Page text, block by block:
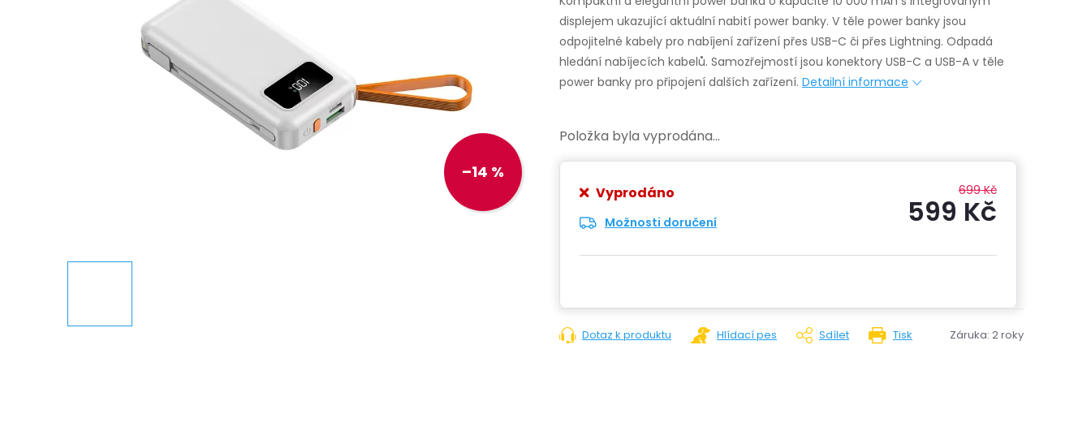
–14 %
displejem ukazující aktuální nabití power banky. V těle power banky jsou
odpojitelné kabely pro nabíjení zařízení přes USB-C či přes Lightning. Odpadá
hledání nabíjecích kabelů. Samozřejmostí jsou konektory USB-C a USB-A v těle
power banky pro připojení dalších zařízení. Detailní informace
Položka byla vyprodána…
Vyprodáno
Možnosti doručení
699 Kč
599 Kč
cena:
Tisk
Dotaz k produktu Hlídací pes Sdílet Záruka: 2 roky